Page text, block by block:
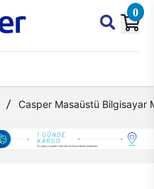
0
Casper Masaüstü Bilgisayar